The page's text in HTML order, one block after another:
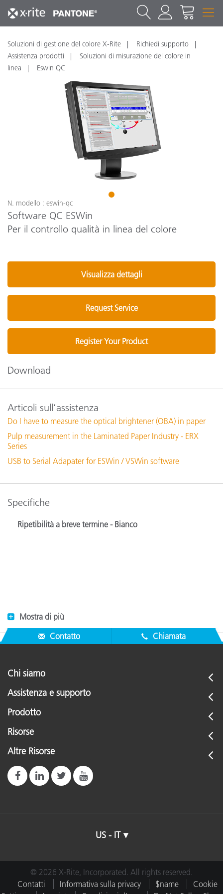
Soluzioni di gestione del colore X-Rite
Richiedi supporto
Assistenza prodotti
Soluzioni di misurazione del colore in
linea
Eswin QC
1
N. modello : eswin-qc
Software QC ESWin
Per il controllo qualità in linea del colore
Visualizza dettagli
Request Service
Register Your Product
Download
Articoli sull’assistenza
Do I have to measure the optical brightener (OBA) in paper
Pulp measurement in the Laminated Paper Industry - ERX
Series
USB to Serial Adapater for ESWin / VSWin software
Specifiche
Ripetibilità a breve termine - Bianco
Mostra di più
Contatto
Chiamata
Chi siamo
Assistenza e supporto
Prodotto
Risorse
Altre Risorse
US - IT
© 2026 X-Rite, Incorporated. All rights reserved.
Contatti
Informativa sulla privacy $name
Cookie